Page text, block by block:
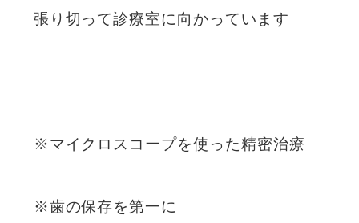
張り切って診療室に向かっています
※マイクロスコープを使った精密治療
※歯の保存を第一に